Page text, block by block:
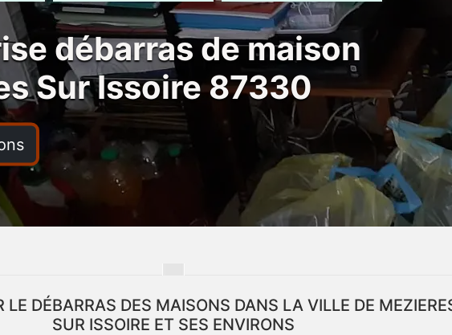
débarras de maison
Sur Issoire 87330
LE DÉBARRAS DES MAISONS DANS LA VILLE DE
SUR ISSOIRE ET SES ENVIRONS